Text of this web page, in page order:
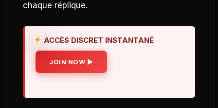
chaque réplique.
ACCÈS DISCRET INSTANTANÉ
JOIN NOW ▶